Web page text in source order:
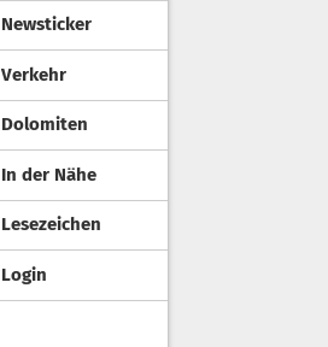
Newsticker
Verkehr
Dolomiten
In der Nähe
Lesezeichen
Login